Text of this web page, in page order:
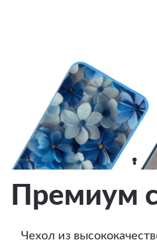
Премиум
Чехол из